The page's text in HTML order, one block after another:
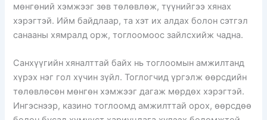
мөнгөний хэмжээг зөв төлөвлөж, түүнийгээ хянах
хэрэгтэй. Ийм байдлаар, та хэт их алдах болон сэтгэл
санааны хямралд орж, тоглоомоос зайлсхийж чадна.
Санхүүгийн хяналттай байх нь тоглоомын амжилтанд
хүрэх нэг гол хүчин зүйл. Тоглогчид үргэлж өөрсдийн
төлөвлөсөн мөнгөн хэмжээг дагаж мөрдөх хэрэгтэй.
Ингэснээр, казино тоглоомд амжилттай орох, өөрсдөө